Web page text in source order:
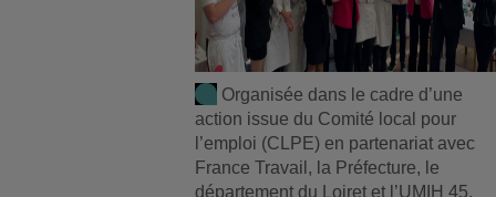
Organisée dans le cadre d’une
action issue du Comité local pour
l’emploi (CLPE) en partenariat avec
France Travail, la Préfecture, le
département du Loiret et l’UMIH 45,